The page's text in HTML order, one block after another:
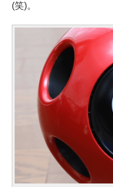
(笑)。